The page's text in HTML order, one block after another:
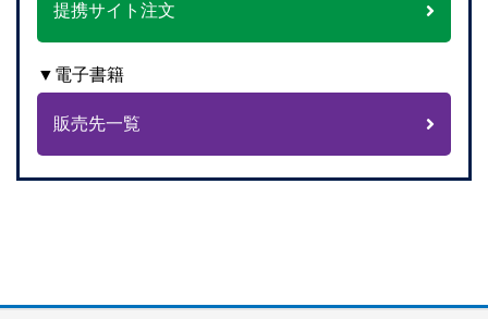
提携サイト注文
▼電子書籍
販売先一覧